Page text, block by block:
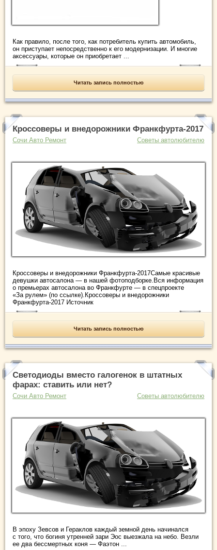
Как правило, после того, как потребитель купить автомобиль,
он приступает непосредственно к его модернизации. И многие
аксессуары, которые он приобретает ...
Читать запись полностью
Кроссоверы и внедорожники Франкфурта-2017
Сочи Авто Ремонт Советы автолюбителю
Кроссоверы и внедорожники Франкфурта-2017Самые красивые
девушки автосалона — в нашей фотоподборке.Вся информация
о премьерах автосалона во Франкфурте — в спецпроекте
«За рулем» (по ссылке).Кроссоверы и внедорожники
Франкфурта-2017 Источник
Читать запись полностью
Светодиоды вместо галогенок в штатных
фарах: ставить или нет?
Сочи Авто Ремонт Советы автолюбителю
В эпоху Зевсов и Гераклов каждый земной день начинался
с того, что богиня утренней зари Эос выезжала на небо. Везли
ее два бессмертных коня — Фаэтон ...